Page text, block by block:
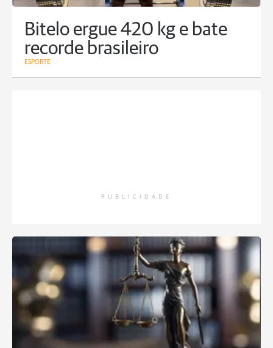
Bitelo ergue 420 kg e bate
recorde brasileiro
ESPORTE
PUBLICIDADE